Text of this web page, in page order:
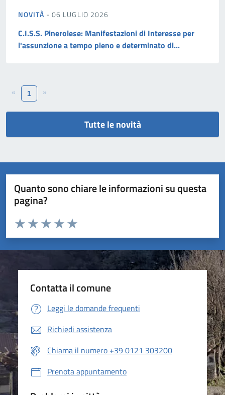
NOVITÀ - 06 LUGLIO 2026
C.I.S.S. Pinerolese: Manifestazioni di Interesse per
l'assunzione a tempo pieno e determinato di...
« 1 »
Tutte le novità
Quanto sono chiare le informazioni su questa
pagina?
Valuta da 1 a 5 stelle la pagina
Valuta 5 stelle su 5
Valuta 4 stelle su 5
Valuta 3 stelle su 5
Valuta 2 stelle su 5
Valuta 1 stelle su 5
Contatta il comune
Leggi le domande frequenti
Richiedi assistenza
Chiama il numero +39 0121 303200
Prenota appuntamento